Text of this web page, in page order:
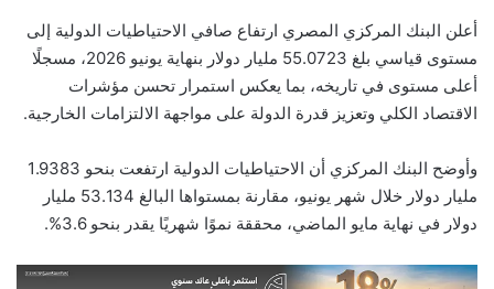
أعلن البنك المركزي المصري ارتفاع صافي الاحتياطيات الدولية إلى
مستوى قياسي بلغ 55.0723 مليار دولار بنهاية يونيو 2026، مسجلًا
أعلى مستوى في تاريخه، بما يعكس استمرار تحسن مؤشرات
الاقتصاد الكلي وتعزيز قدرة الدولة على مواجهة الالتزامات الخارجية.
وأوضح البنك المركزي أن الاحتياطيات الدولية ارتفعت بنحو 1.9383
مليار دولار خلال شهر يونيو، مقارنة بمستواها البالغ 53.134 مليار
دولار في نهاية مايو الماضي، محققة نموًا شهريًا يقدر بنحو 3.6%.